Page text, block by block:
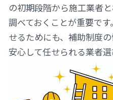
の初期段階から施工業者
調べておくことが重要で
せるためにも、補助制度
安心して任せられる業者